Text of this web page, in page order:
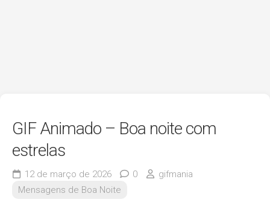
GIF Animado – Boa noite com
estrelas
12 de março de 2026 0
gifmania
Mensagens de Boa Noite